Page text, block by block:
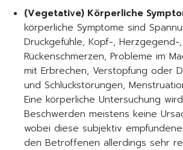
(Vegetative) Körperliche
körperliche Symptome sind
Druckgefühle, Kopf-, Herzgegend-
Rückenschmerzen, Probleme im
mit Erbrechen, Verstopfung oder
und Schluckstörungen,
Eine körperliche Untersuchung
Beschwerden meistens keine
wobei diese subjektiv
den Betroffenen allerdings sehr